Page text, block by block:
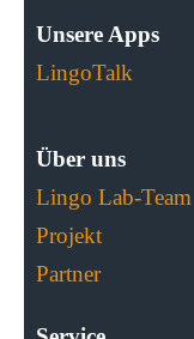
Unsere Apps
LingoTalk
Über uns
Lingo Lab-Team
Projekt
Partner